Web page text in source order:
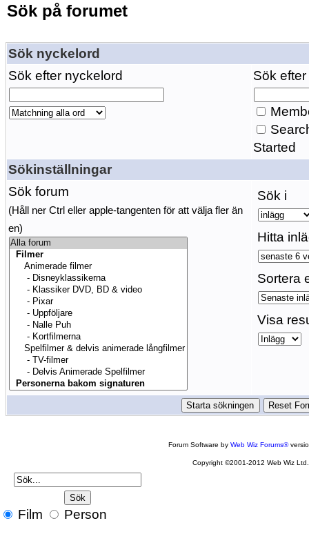
Sök på forumet
Sök nyckelord
Sök efter nyckelord
Sök
Started
Sökinställningar
Sök forum
(Håll ner Ctrl eller apple-tangenten för att välja fler än
en)
Sök i
Hitta
Sortera
Visa
Forum Software byWeb Wiz Forums®
Copyright ©2001-2012 Web Wiz Ltd.
Film Person